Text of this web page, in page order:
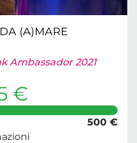
(A)MARE
Ambassador 2021
€
500 €